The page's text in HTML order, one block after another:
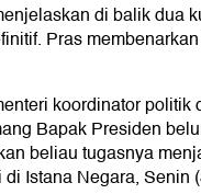
di balik dua
Pras
koordinator politik
Bapak Presiden
beliau tugasnya
Istana Negara, Senin